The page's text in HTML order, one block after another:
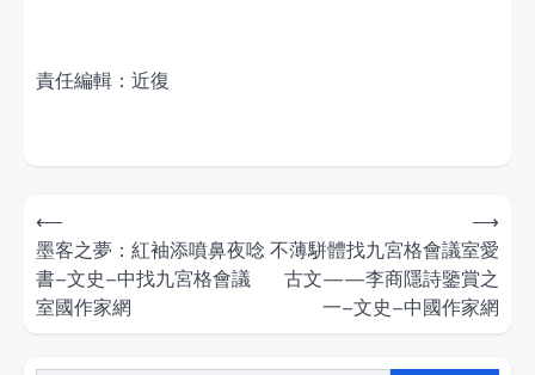
責任編輯：近復
Post
navigation
⟵
墨客之夢：紅袖添噴鼻夜唸
書–文史–中找九宮格會議
室國作家網
不薄駢體找九宮格會議室愛
古文——李商隱詩鑒賞之
一–文史–中國作家網
⟶